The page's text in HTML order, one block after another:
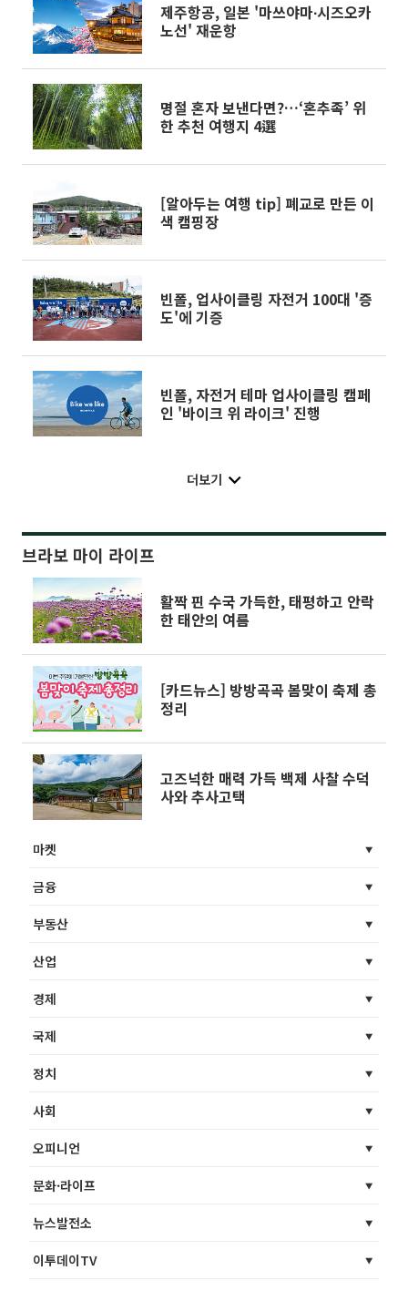
제주항공, 일본 '마쓰야마∙시즈오카
노선' 재운항
명절 혼자 보낸다면?…‘혼추족’ 위
한 추천 여행지 4選
[알아두는 여행 tip] 폐교로 만든 이
색 캠핑장
빈폴, 업사이클링 자전거 100대 '증
도'에 기증
빈폴, 자전거 테마 업사이클링 캠페
인 '바이크 위 라이크' 진행
더보기
브라보 마이 라이프
활짝 핀 수국 가득한, 태평하고 안락
한 태안의 여름
[카드뉴스] 방방곡곡 봄맞이 축제 총
정리
고즈넉한 매력 가득 백제 사찰 수덕
사와 추사고택
마켓
금융
부동산
산업
경제
국제
정치
사회
오피니언
문화·라이프
뉴스발전소
이투데이TV